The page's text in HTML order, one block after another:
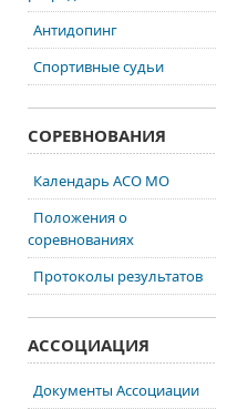
Антидопинг
Спортивные судьи
СОРЕВНОВАНИЯ
Календарь АСО МО
Положения о
соревнованиях
Протоколы результатов
АССОЦИАЦИЯ
Документы Ассоциации